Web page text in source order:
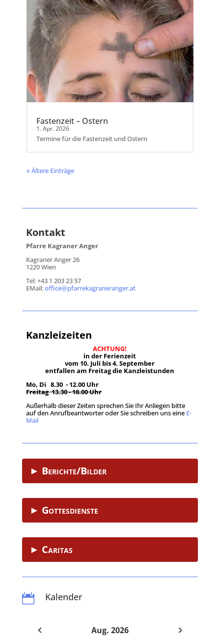
Fastenzeit – Ostern
1. Apr. 2026
Termine für die Fastenzeit und Ostern
« Ältere Einträge
Kontakt
Pfarre Kagraner Anger
Kagraner Anger 26
1220 Wien
Tel: +43 1 203 23 57
EMail:office@pfarrekagraneranger.at
Kanzleizeiten
ACHTUNG!
in der Ferienzeit
vom 10. Juli bis 4. September
entfallen am Freitag die Kanzleistunden
Mo, Di 8.30 - 12.00 Uhr
Freitag 13.30 - 18.00 Uhr
Außerhalb dieser Zeiten sprechen Sie Ihr Anliegen bitte
auf den Anrufbeantworter oder Sie schreiben uns eine E-
Mail.
► Berichte/Bilder
► Gottesdienste
► Caritas
 Kalender
Aug. 2026